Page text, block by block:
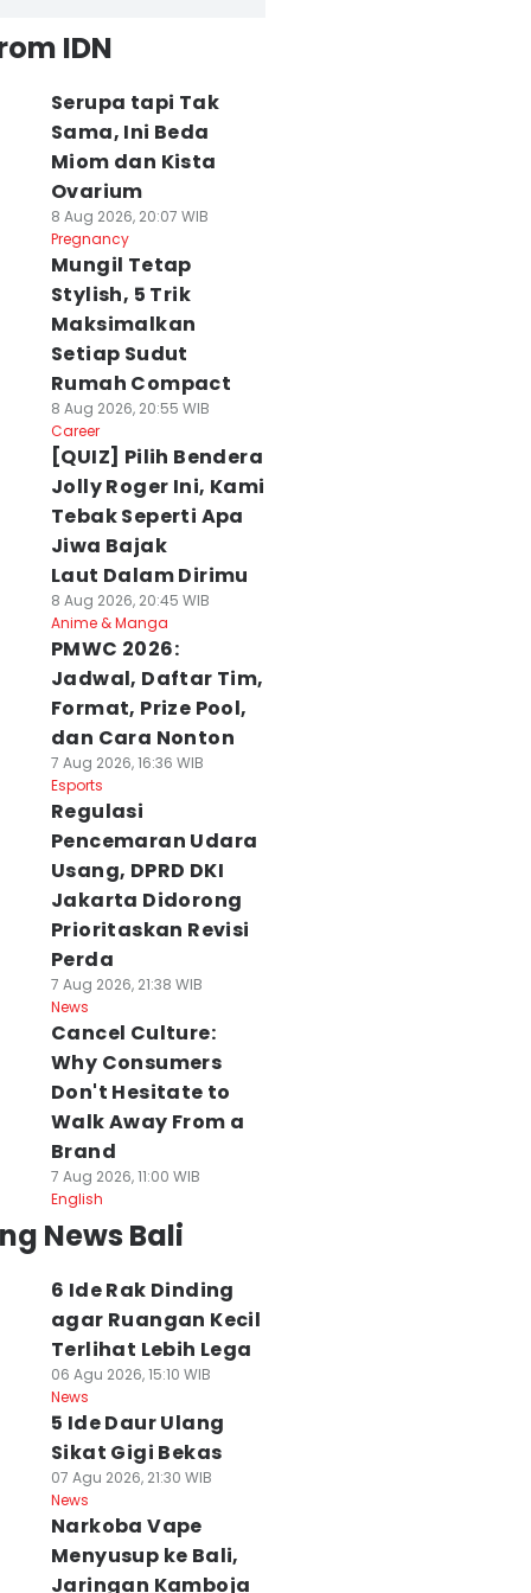
Ide Daur Ulang
Gigi Bekas
Agu 2026, 21:30 WIB
Drone Misterius
Hari Resahkan
Peternak di Marga
07 Agu 2026, 17:20 WIB
News
IDN
Serupa tapi Tak
Sama, Ini Beda
Miom dan Kista
Ovarium
8 Aug 2026, 20:07 WIB
Pregnancy
Mungil Tetap
Stylish, 5 Trik
Maksimalkan
Setiap Sudut
Rumah Compact
8 Aug 2026, 20:55 WIB
Career
[QUIZ] Pilih Bendera
Jolly Roger Ini, Kami
Tebak Seperti Apa
Jiwa Bajak
Laut Dalam Dirimu
8 Aug 2026, 20:45 WIB
Anime & Manga
PMWC 2026:
Jadwal, Daftar Tim,
Format, Prize Pool,
dan Cara Nonton
7 Aug 2026, 16:36 WIB
Esports
Regulasi
Pencemaran Udara
Usang, DPRD DKI
Jakarta Didorong
Prioritaskan Revisi
Perda
7 Aug 2026, 21:38 WIB
News
Cancel Culture:
Why Consumers
Don't Hesitate to
Walk Away From a
Brand
7 Aug 2026, 11:00 WIB
English
News Bali
6 Ide Rak Dinding
agar Ruangan Kecil
Terlihat Lebih Lega
06 Agu 2026, 15:10 WIB
News
5 Ide Daur Ulang
Sikat Gigi Bekas
07 Agu 2026, 21:30 WIB
News
Narkoba Vape
Menyusup ke Bali,
Jaringan Kamboja